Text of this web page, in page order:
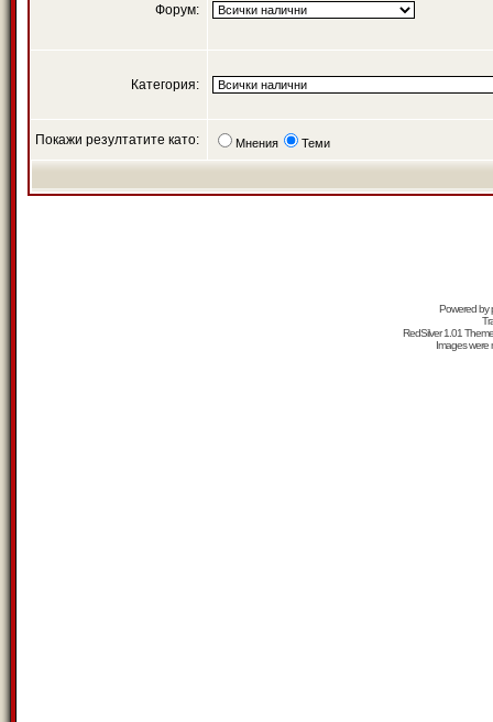
Форум:
Категория:
Покажи резултатите като: Мнения Теми
Powered by
RedSilver 1.01
Images were